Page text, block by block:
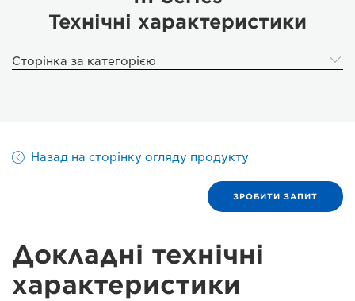
Багатофункціональні принтери — універсальні принтери
Технічні характеристики
Сторінка за категорією
Назад на сторінку огляду продукту
ЗРОБИТИ ЗАПИТ
Докладні технічні
характеристики